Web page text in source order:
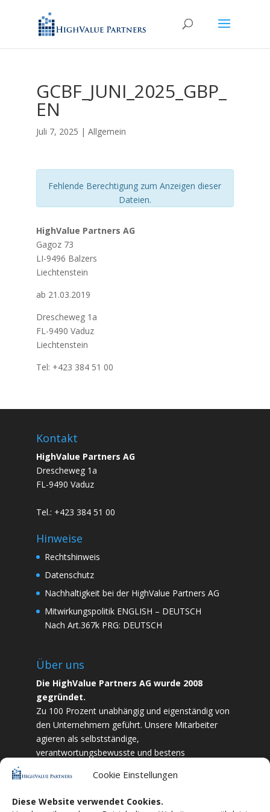
Cookie Einstellungen
Diese Website verwendet Cookies.
GCBF_JUNI_2025_GBP_
EN
Juli 7, 2025 | Allgemein
Fehlende Berechtigung zum Anzeigen dieser
Dateien.
HighValue Partners AG
Gagoz 73
LI-9496 Balzers
Liechtenstein
ab 21.03.2019
Drescheweg 1a
FL-9490 Vaduz
Liechtenstein
Tel: +423 384 51 00
Kontakt
HighValue Partners AG
Drescheweg 1a
FL-9490 Vaduz
Tel.: +423 384 51 00
Hinweise
Rechtshinweis
Datenschutz
Nachhaltigkeit bei der HighValue Partners AG
Mitwirkungspolitik ENGLISH – DEUTSCH
Nach Art.367k PRG: DEUTSCH
Über uns
Die HighValue Partners AG wurde 2008
gegründet.
Zu 100 Prozent unabhängig und eigenständig von
den Unternehmern geführt. Unsere Mitarbeiter
agieren als selbstständige,
verantwortungsbewusste und bestens
und Zielstrebigkeit sind wir bestrebt das